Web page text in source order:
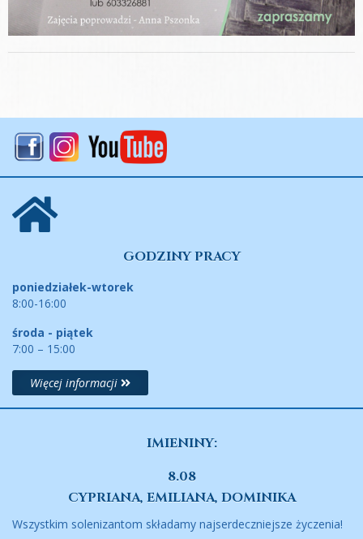
GODZINY PRACY
poniedziałek-wtorek
8:00-16:00
środa - piątek
7:00 – 15:00
Więcej informacji
IMIENINY:
8.08
CYPRIANA, EMILIANA, DOMINIKA
Wszystkim solenizantom składamy najserdeczniejsze życzenia!